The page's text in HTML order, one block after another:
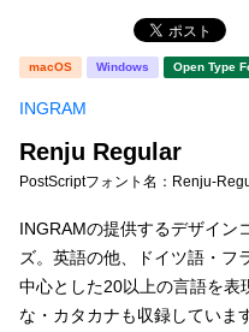
新着一覧
カート
マイページ
お気に入り
タイプフェイス
明朝体
宋朝体
教科書体
草書体
江戸文字
macOS Windows Open Type
INGRAM
Renju Regular
PostScriptフォント名： Renju-
INGRAMの提供するデザイン
ズ。英語の他、ドイツ語・フ
中心とした20以上の言語を表
な・カタカナも収録していま